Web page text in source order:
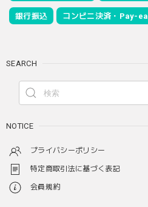
銀行振込 コンビニ決済・Pay-
SEARCH
NOTICE
プライバシーポリシー
特定商取引法に基づく表記
会員規約